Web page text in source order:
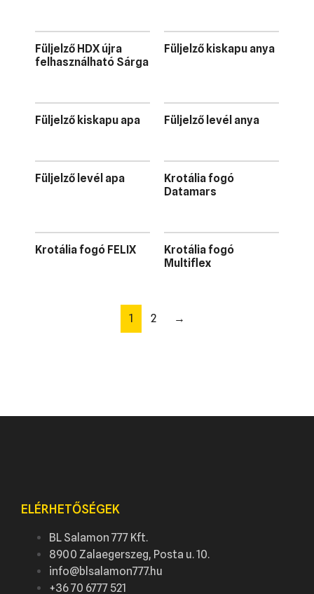
Füljelző HDX újra
felhasználható Sárga
Füljelző kiskapu anya
Füljelző kiskapu apa Füljelző levél anya
Füljelző levél apa
Krotália fogó
Datamars
Krotália fogó FELIX
Krotália fogó
Multiflex
1 2 →
ELÉRHETŐSÉGEK
BL Salamon 777 Kft.
8900 Zalaegerszeg, Posta u. 10.
info@blsalamon777.hu
+36 70 6777 521